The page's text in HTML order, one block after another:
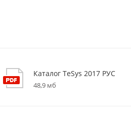
Каталог TeSys 2017 РУС
48,9 мб